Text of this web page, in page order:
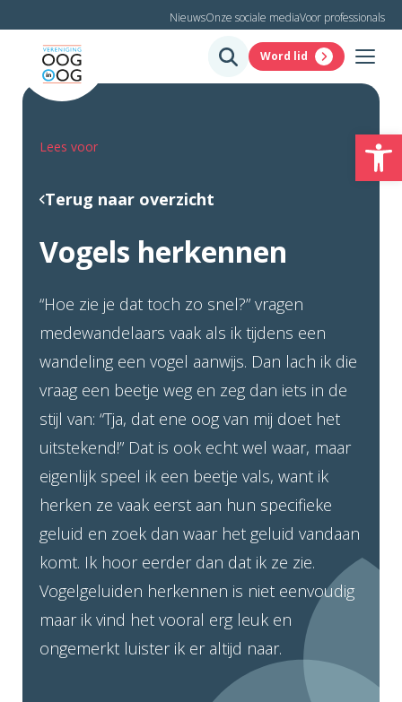
NieuwsOnze sociale mediaVoor professionals
Word lid
Lees voor
Terug naar overzicht
Vogels herkennen
“Hoe zie je dat toch zo snel?” vragen
medewandelaars vaak als ik tijdens een
wandeling een vogel aanwijs. Dan lach ik die
vraag een beetje weg en zeg dan iets in de
stijl van: “Tja, dat ene oog van mij doet het
uitstekend!” Dat is ook echt wel waar, maar
eigenlijk speel ik een beetje vals, want ik
herken ze vaak eerst aan hun specifieke
geluid en zoek dan waar het geluid vandaan
komt. Ik hoor eerder dan dat ik ze zie.
Vogelgeluiden herkennen is niet eenvoudig
maar ik vind het vooral erg leuk en
ongemerkt luister ik er altijd naar.